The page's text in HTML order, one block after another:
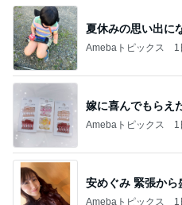
夏休みの思い出に
Amebaトピックス 1
嫁に喜んでもらえ
Amebaトピックス 1
安めぐみ 緊張か
Amebaトピックス 1